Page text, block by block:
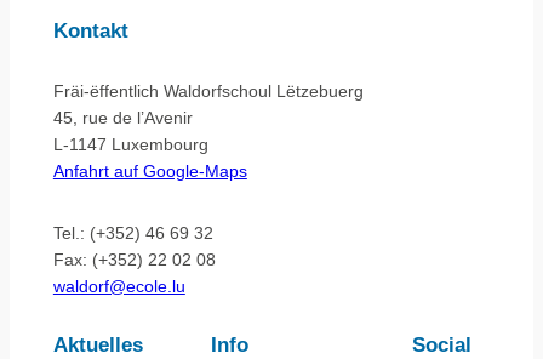
Kontakt
Fräi-ëffentlich Waldorfschoul Lëtzebuerg
45, rue de l’Avenir
L-1147 Luxembourg
Anfahrt auf Google-Maps
Tel.: (+352) 46 69 32
Fax: (+352) 22 02 08
waldorf@ecole.lu
Aktuelles Info Social